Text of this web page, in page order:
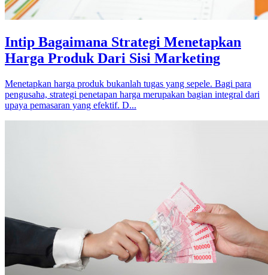
Intip Bagaimana Strategi Menetapkan
Harga Produk Dari Sisi Marketing
Menetapkan harga produk bukanlah tugas yang sepele. Bagi para
pengusaha, strategi penetapan harga merupakan bagian integral dari
upaya pemasaran yang efektif. D...